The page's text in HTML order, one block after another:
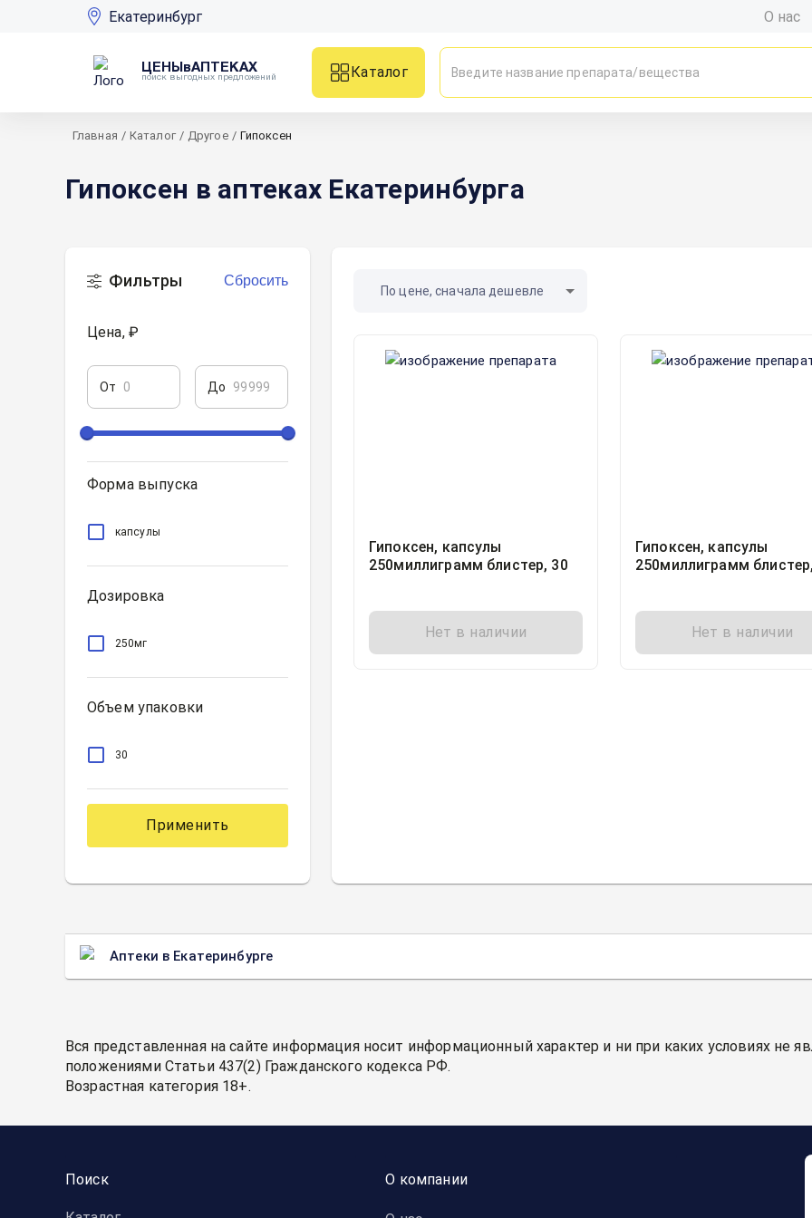
Екатеринбург О нас
ЦЕНЫвАПТЕКАХ
поиск выгодных предложений
Каталог
Главная / Каталог / Другое / Гипоксен
Гипоксен в аптеках Екатеринбурга
Фильтры Сбросить
Цена, ₽
От До
Форма выпуска
капсулы
Дозировка
250мг
Объем упаковки
30
Применить
По цене, сначала дешевле
Гипоксен, капсулы
250миллиграмм блистер, 30
Нет в наличии
Гипоксен, капсулы
250миллиграмм
Нет в наличии
Аптеки в Екатеринбурге
Вся представленная на сайте информация носит информационный характер и ни при каких условиях не
положениями Статьи 437(2) Гражданского кодекса РФ.
Возрастная категория 18+.
Поиск О компании